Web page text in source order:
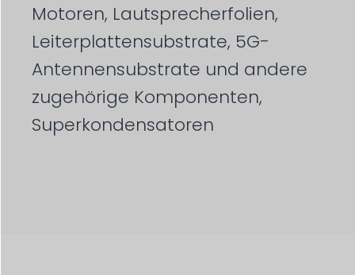
Motoren, Lautsprecherfolien,
Leiterplattensubstrate, 5G-
Antennensubstrate und andere
zugehörige Komponenten,
Superkondensatoren